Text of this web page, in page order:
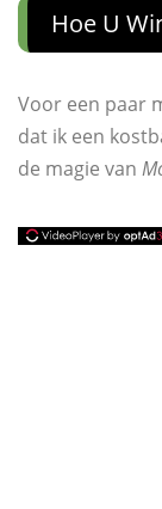
Hoe U
Voor een paar
dat ik een
de magie van